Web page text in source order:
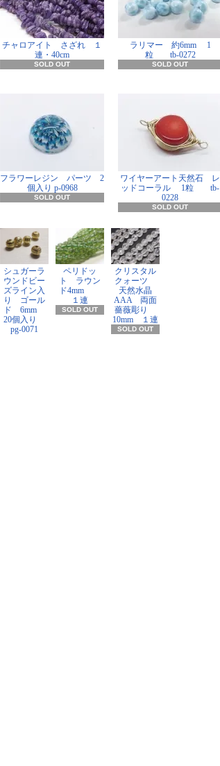
チャロアイト さざれ １
連・40cm
SOLD OUT
ラリマー 約6mm 1
粒 tb-0272
SOLD OUT
フラワーレジン パーツ 2
個入り p-0968
SOLD OUT
ワイヤーアート天然石 レ
ッドコーラル 1粒 tb-
0228
SOLD OUT
シュガーラ
ウンドビー
ズライン入
り ゴール
ド 6mm
20個入り
pg-0071
ペリドッ
ト ラウン
ド4mm
１連
SOLD OUT
クリスタル
クォーツ
天然水晶
AAA 両面
薔薇彫り
10mm １連
SOLD OUT